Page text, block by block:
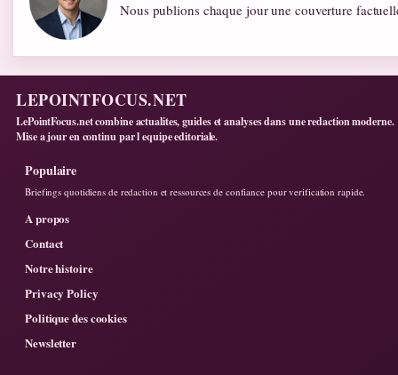
Nous publions chaque jour une couverture
LEPOINTFOCUS.NET
LePointFocus.net combine actualites, guides et analyses dans une redaction moderne.
Mise a jour en continu par l equipe editoriale.
Populaire
Briefings quotidiens de redaction et ressources de confiance pour verification rapide.
A propos
Contact
Notre histoire
Privacy Policy
Politique des cookies
Newsletter